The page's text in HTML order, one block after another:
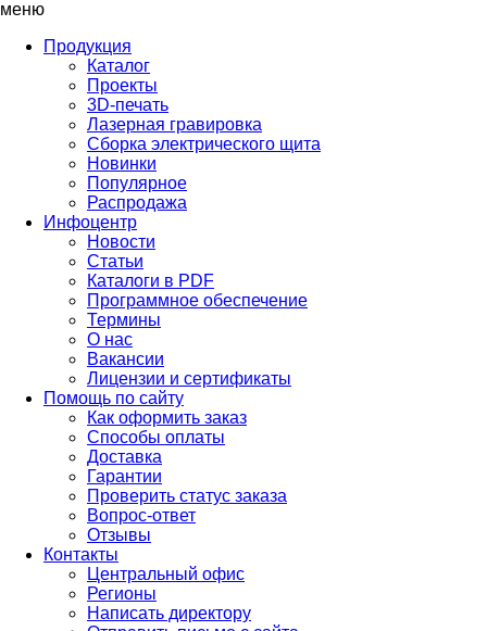
меню
Продукция
Каталог
Проекты
3D-печать
Лазерная гравировка
Сборка электрического щита
Новинки
Популярное
Распродажа
Инфоцентр
Новости
Статьи
Каталоги в PDF
Программное обеспечение
Термины
О нас
Вакансии
Лицензии и сертификаты
Помощь по сайту
Как оформить заказ
Способы оплаты
Доставка
Гарантии
Проверить статус заказа
Вопрос-ответ
Отзывы
Контакты
Центральный офис
Регионы
Написать директору